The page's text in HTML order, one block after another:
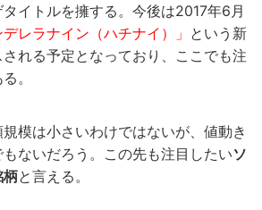
イトルを擁する。今後は2017年6月
デレラナイン（ハチナイ）」 という新
れる予定となっており、ここでも注
。
模は小さいわけではないが、値動き
ないだろう。この先も注目したいソ
柄と言える。